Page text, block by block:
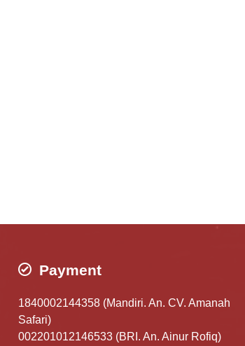
Payment
1840002144358 (Mandiri. An. CV. Amanah
Safari)
002201012146533 (BRI. An. Ainur Rofiq)